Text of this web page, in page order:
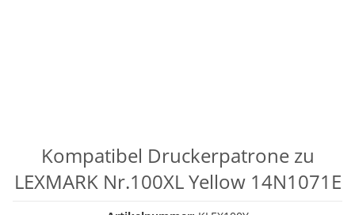
Kompatibel Druckerpatrone zu
LEXMARK Nr.100XL Yellow 14N1071E